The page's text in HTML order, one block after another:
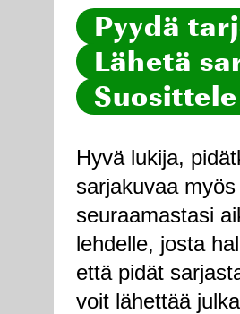
Pyydä
Lähetä
Hyvä lukija,
sarjakuvaa
seuraamastasi
lehdelle, josta
että pidät
voit lähettää